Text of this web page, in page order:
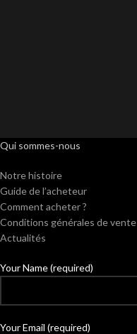
Qui sommes-nous
Notre histoire
Guide de l’acheteur
Comment acheter ?
Conditions générales de vente
Actualités
Your Name (required)
Your Email (required)